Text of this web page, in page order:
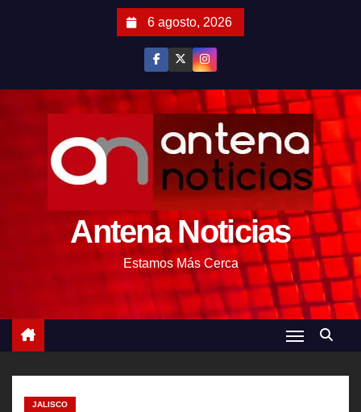
6 agosto, 2026
Antena Noticias
Estamos Más Cerca
JALISCO